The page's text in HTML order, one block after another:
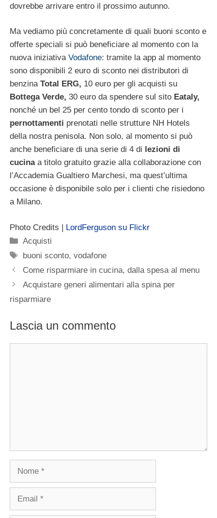
dovrebbe arrivare entro il prossimo autunno.
Ma vediamo più concretamente di quali buoni sconto e
offerte speciali si può beneficiare al momento con la
nuova iniziativa Vodafone: tramite la app al momento
sono disponibili 2 euro di sconto nei distributori di
benzina Total ERG, 10 euro per gli acquisti su
Bottega Verde, 30 euro da spendere sul sito Eataly,
nonché un bel 25 per cento tondo di sconto per i
pernottamenti prenotati nelle strutture NH Hotels
della nostra penisola. Non solo, al momento si può
anche beneficiare di una serie di 4 di lezioni di
cucinaa titolo gratuito grazie alla collaborazione con
l’Accademia Gualtiero Marchesi, ma quest’ultima
occasione è disponibile solo per i clienti che risiedono
a Milano.
Photo Credits | LordFerguson su Flickr
Categorie
Acquisti
Tag
buoni sconto,vodafone
Come risparmiare in cucina, dalla spesa al menu
Acquistare generi alimentari alla spina per
risparmiare
Lascia un commento
Nome
Email